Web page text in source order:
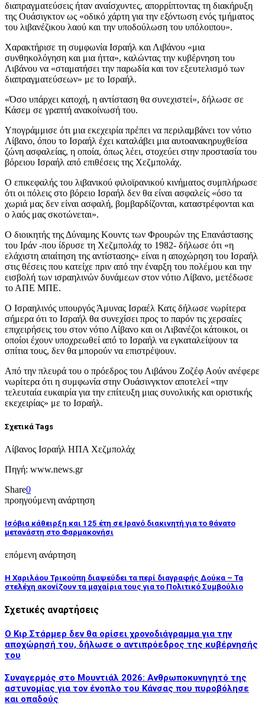
διαπραγματεύσεις ήταν αναίσχυντες, απορρίπτοντας τη διακήρυξη
της Ουάσιγκτον ως «οδικό χάρτη για την εξόντωση ενός τμήματος
του λιβανέζικου λαού και την υποδούλωση του υπόλοιπου».
Χαρακτήρισε τη συμφωνία Ισραήλ και Λιβάνου «μια
συνθηκολόγηση και μια ήττα», καλώντας την κυβέρνηση του
Λιβάνου να «σταματήσει την παρωδία και τον εξευτελισμό των
διαπραγματεύσεων» με το Ισραήλ.
«Όσο υπάρχει κατοχή, η αντίσταση θα συνεχιστεί», δήλωσε σε
Κάσεμ σε γραπτή ανακοίνωσή του.
Υπογράμμισε ότι μια εκεχειρία πρέπει να περιλαμβάνει τον νότιο
Λίβανο, όπου το Ισραήλ έχει καταλάβει μια αυτοανακηρυχθείσα
ζώνη ασφαλείας, η οποία, όπως λέει, στοχεύει στην προστασία του
βόρειου Ισραήλ από επιθέσεις της Χεζμπολάχ.
Ο επικεφαλής του λιβανικού φιλοϊρανικού κινήματος συμπλήρωσε
ότι οι πόλεις στο βόρειο Ισραήλ δεν θα είναι ασφαλείς «όσο τα
χωριά μας δεν είναι ασφαλή, βομβαρδίζονται, καταστρέφονται και
ο λαός μας σκοτώνεται».
Ο διοικητής της Δύναμης Κουντς των Φρουρών της Επανάστασης
του Ιράν -που ίδρυσε τη Χεζμπολάχ το 1982- δήλωσε ότι «η
ελάχιστη απαίτηση της αντίστασης» είναι η αποχώρηση του Ισραήλ
στις θέσεις που κατείχε πριν από την έναρξη του πολέμου και την
εισβολή των ισραηλινών δυνάμεων στον νότιο Λίβανο, μετέδωσε
το ΑΠΕ ΜΠΕ.
Ο Ισραηλινός υπουργός Άμυνας Ισραέλ Κατς δήλωσε νωρίτερα
σήμερα ότι το Ισραήλ θα συνεχίσει προς το παρόν τις χερσαίες
επιχειρήσεις του στον νότιο Λίβανο και οι Λιβανέζοι κάτοικοι, οι
οποίοι έχουν υποχρεωθεί από το Ισραήλ να εγκαταλείψουν τα
σπίτια τους, δεν θα μπορούν να επιστρέψουν.
Από την πλευρά του ο πρόεδρος του Λιβάνου Ζοζέφ Αούν ανέφερε
νωρίτερα ότι η συμφωνία στην Ουάσινγκτον αποτελεί «την
τελευταία ευκαιρία για την επίτευξη μιας συνολικής και οριστικής
εκεχειρίας» με το Ισραήλ.
Σχετικά Tags
Λίβανος Ισραήλ ΗΠΑ Χεζμπολάχ
Πηγή: www.news.gr
Share0
προηγούμενη ανάρτηση
Ισόβια κάθειρξη και 125 έτη σε Ιρανό διακινητή για το θάνατο
μετανάστη στο Φαρμακονήσι
επόμενη ανάρτηση
H Χαριλάου Τρικούπη διαψεύδει τα περί διαγραφής Δούκα – Τα
στελέχη ακονίζουν τα μαχαίρια τους για το Πολιτικό Συμβούλιο
Σχετικές αναρτήσεις
Ο Κιρ Στάρμερ δεν θα ορίσει χρονοδιάγραμμα για την
αποχώρησή του, δήλωσε ο αντιπρόεδρος της κυβέρνησής
του
Συναγερμός στο Μουντιάλ 2026: Ανθρωποκυνηγητό της
αστυνομίας για τον ένοπλο του Κάνσας που πυροβόλησε
και οπαδούς